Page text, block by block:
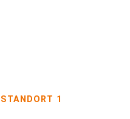
STANDORT 1